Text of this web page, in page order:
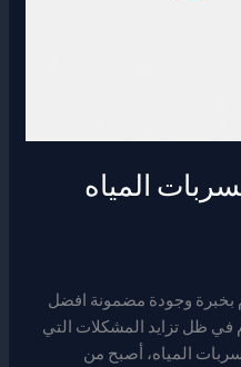
المياه
وجودة مضمونة افضل
ظل تزايد المشكلات التي
المياه، أصبح من